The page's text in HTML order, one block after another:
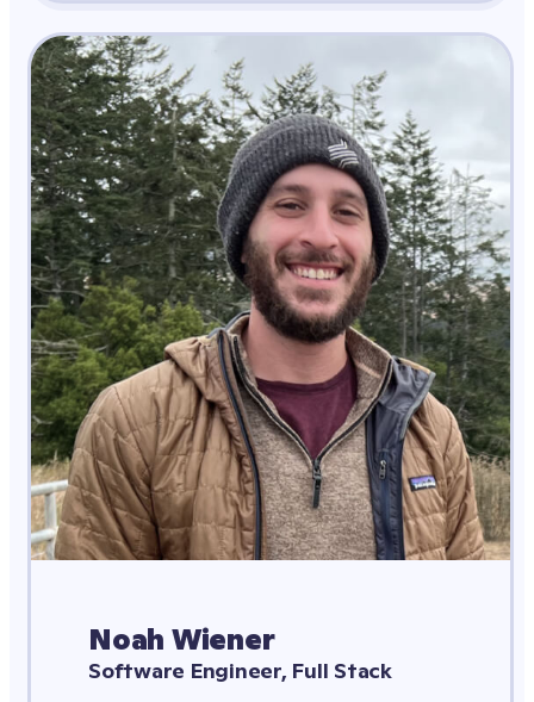
Noah Wiener
Software Engineer, Full Stack